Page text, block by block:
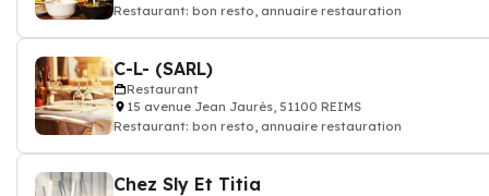
Restaurant: bon resto, annuaire restauration
C-L- (SARL)
Restaurant
15 avenue Jean Jaurès, 51100 REIMS
Restaurant: bon resto, annuaire restauration
Chez Sly Et Titia